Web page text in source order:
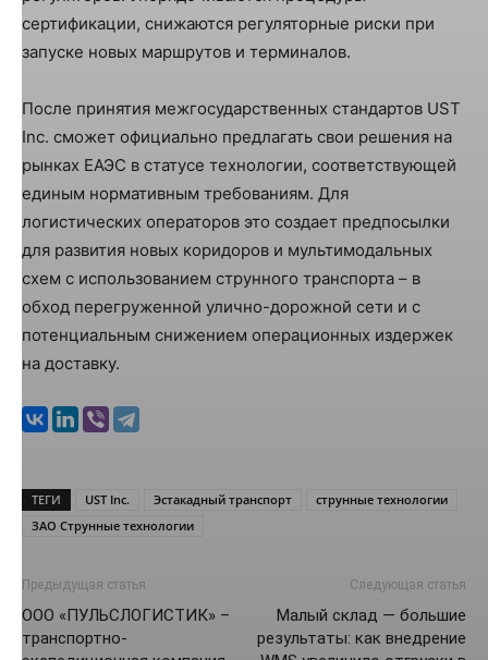
сертификации, снижаются регуляторные риски при
запуске новых маршрутов и терминалов.
После принятия межгосударственных стандартов UST
Inc. сможет официально предлагать свои решения на
рынках ЕАЭС в статусе технологии, соответствующей
единым нормативным требованиям. Для
логистических операторов это создает предпосылки
для развития новых коридоров и мультимодальных
схем с использованием струнного транспорта – в
обход перегруженной улично-дорожной сети и с
потенциальным снижением операционных издержек
на доставку.
ТЕГИ UST Inc. Эстакадный транспорт
струнные технологии
ЗАО Струнные технологии
Предыдущая статья
ООО «ПУЛЬСЛОГИСТИК» –
транспортно-
Следующая статья
Малый склад — большие
результаты: как внедрение